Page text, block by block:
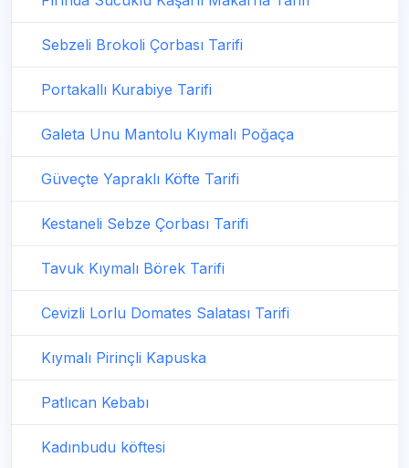
Sebzeli Brokoli Çorbası Tarifi
Portakallı Kurabiye Tarifi
Galeta Unu Mantolu Kıymalı Poğaça
Güveçte Yapraklı Köfte Tarifi
Kestaneli Sebze Çorbası Tarifi
Tavuk Kıymalı Börek Tarifi
Cevizli Lorlu Domates Salatası Tarifi
Kıymalı Pirinçli Kapuska
Patlıcan Kebabı
Kadınbudu köftesi